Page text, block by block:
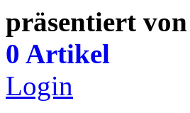
präsentiert von
0 Artikel
Login